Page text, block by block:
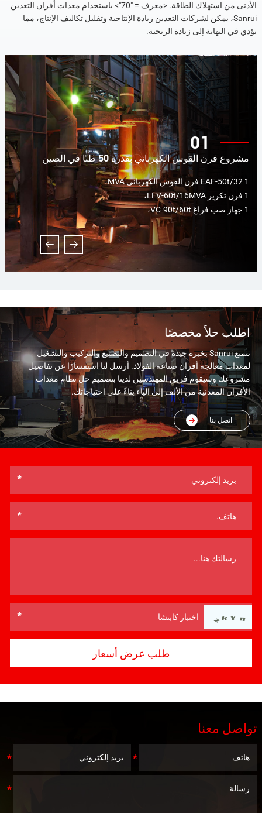
الأدنى من استهلاك الطاقة. <معرف = "70"> باستخدام معدات أفران التعدين
Sanrui، يمكن لشركات التعدين زيادة الإنتاجية وتقليل تكاليف الإنتاج، مما
يؤدي في النهاية إلى زيادة الربحية.
01
مشروع فرن القوس الكهربائي بقدرة 50 طنًا في الصين
1 EAF-50t/32 فرن القوس الكهربائي MVA،
1 فرن تكرير LFV-60t/16MVA،
1 جهاز صب فراغ VC-90t/60t،
مجموعتان من أنظمة تغذية السبائك الأوتوماتيكية بالكامل،
مجموعة واحدة من نظام إزالة الغبار بقدرة 120000 نيوتن متر
اطلب حلاً مخصصًا
تتمتع Sanrui بخبرة جيدة في التصميم والتصنيع والتركيب والتشغيل
لمعدات معالجة أفران صناعة الفولاذ. أرسل لنا استفسارًا عن تفاصيل
مشروعك وسيقوم فريق المهندسين لدينا بتصميم حل نظام معدات
الأفران المعدنية من الألف إلى الياء بناءً على احتياجاتك.
اتصل بنا
تواصل معنا